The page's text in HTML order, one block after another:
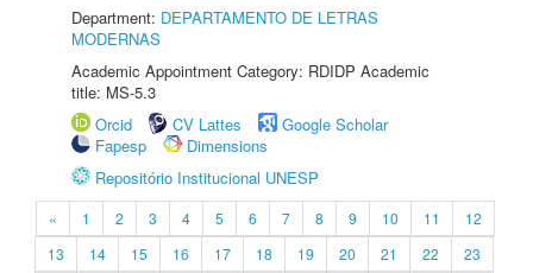
Department: DEPARTAMENTO DE LETRAS
MODERNAS
Academic Appointment Category: RDIDP Academic
title: MS-5.3
Orcid
CV Lattes
Google Scholar
Fapesp
Dimensions
Repositório Institucional UNESP
« 1 2 3 4 5 6 7 8 9 10 11
12
13
14 15 16 17 18 19 20 21 22
23